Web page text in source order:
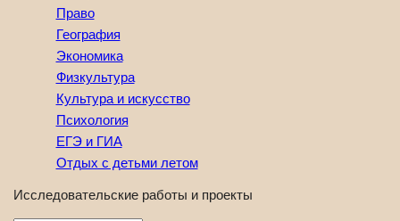
Право
География
Экономика
Физкультура
Культура и искусство
Психология
ЕГЭ и ГИА
Отдых с детьми летом
Исследовательские работы и проекты